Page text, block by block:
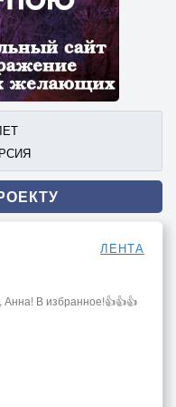
ЛЕНТА
Анна! В избранное!👍👍👍